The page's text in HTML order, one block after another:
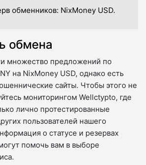
обменников: NixMoney USD.
обмена
множество предложений по
на NixMoney USD, однако есть
сайты. Чтобы этого не
мониторингом Wellctypto, где
лично протестированные
пользователей нашего
о статусе и резервах
помочь вам в выборе